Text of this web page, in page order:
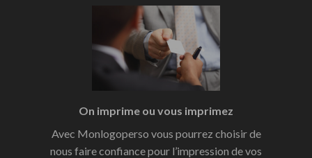
On imprime ou vous imprimez
Avec Monlogoperso vous pourrez choisir de
nous faire confiance pour l’impression de vos